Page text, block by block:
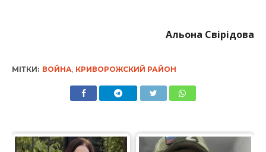
Альона Свірідова
МІТКИ: ВОЙНА КРИВОРОЖСКИЙ РАЙОН